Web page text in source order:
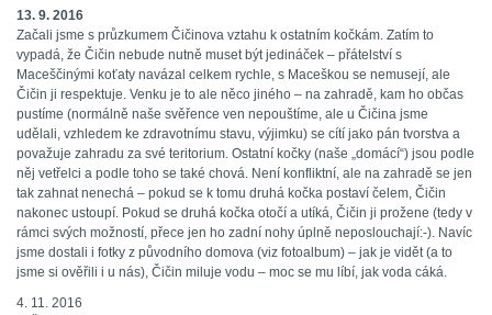
13. 9. 2016
Začali jsme s průzkumem Čičinova vztahu k ostatním kočkám. Zatím to
vypadá, že Čičin nebude nutně muset být jedináček – přátelství s
Maceščinými koťaty navázal celkem rychle, s Maceškou se nemusejí, ale
Čičin ji respektuje. Venku je to ale něco jiného – na zahradě, kam ho občas
pustíme (normálně naše svěřence ven nepouštíme, ale u Čičina jsme
udělali, vzhledem ke zdravotnímu stavu, výjimku) se cítí jako pán tvorstva a
považuje zahradu za své teritorium. Ostatní kočky (naše „domácí“) jsou podle
něj vetřelci a podle toho se také chová. Není konfliktní, ale na zahradě se jen
tak zahnat nenechá – pokud se k tomu druhá kočka postaví čelem, Čičin
nakonec ustoupí. Pokud se druhá kočka otočí a utíká, Čičin ji prožene (tedy v
rámci svých možností, přece jen ho zadní nohy úplně neposlouchají:-). Navíc
jsme dostali i fotky z původního domova (viz fotoalbum) – jak je vidět (a to
jsme si ověřili i u nás), Čičin miluje vodu – moc se mu líbí, jak voda cáká.
4. 11. 2016